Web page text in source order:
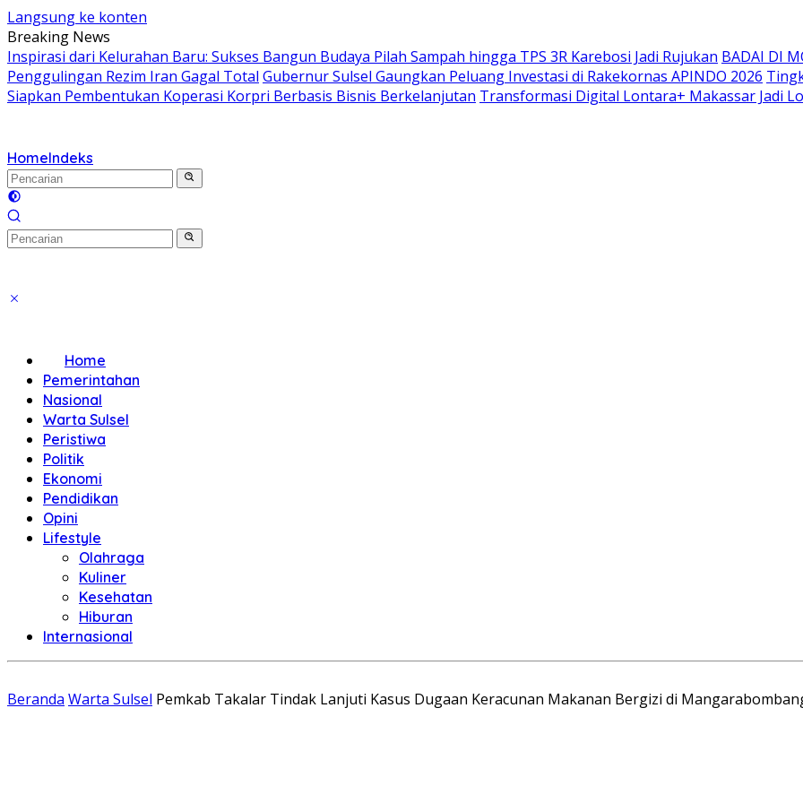
Langsung ke konten
Breaking News
Inspirasi dari Kelurahan Baru: Sukses Bangun Budaya Pilah Sampah hingga TPS 3R Karebosi Jadi Rujukan BADAI DI
Penggulingan Rezim Iran Gagal Total Gubernur Sulsel Gaungkan Peluang Investasi di Rakekornas APINDO 2026
Siapkan Pembentukan Koperasi Korpri Berbasis Bisnis Berkelanjutan Transformasi Digital Lontara+ Makassar Jadi
HomeIndeks
Home
Pemerintahan
Nasional
Warta Sulsel
Peristiwa
Politik
Ekonomi
Pendidikan
Opini
Lifestyle
Olahraga
Kuliner
Kesehatan
Hiburan
Internasional
Beranda Warta Sulsel Pemkab Takalar Tindak Lanjuti Kasus Dugaan Keracunan Makanan Bergizi di